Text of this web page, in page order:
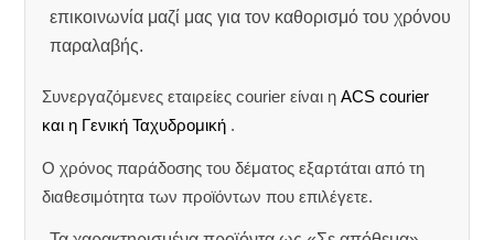
επικοινωνία μαζί μας για τον καθορισμό του χρόνου
παραλαβής.
Συνεργαζόμενες εταιρείες courier είναι ηACS courier
και η Γενική Ταχυδρομική .
Ο χρόνος παράδοσης του δέματος εξαρτάται από τη
διαθεσιμότητα των προϊόντων που επιλέγετε.